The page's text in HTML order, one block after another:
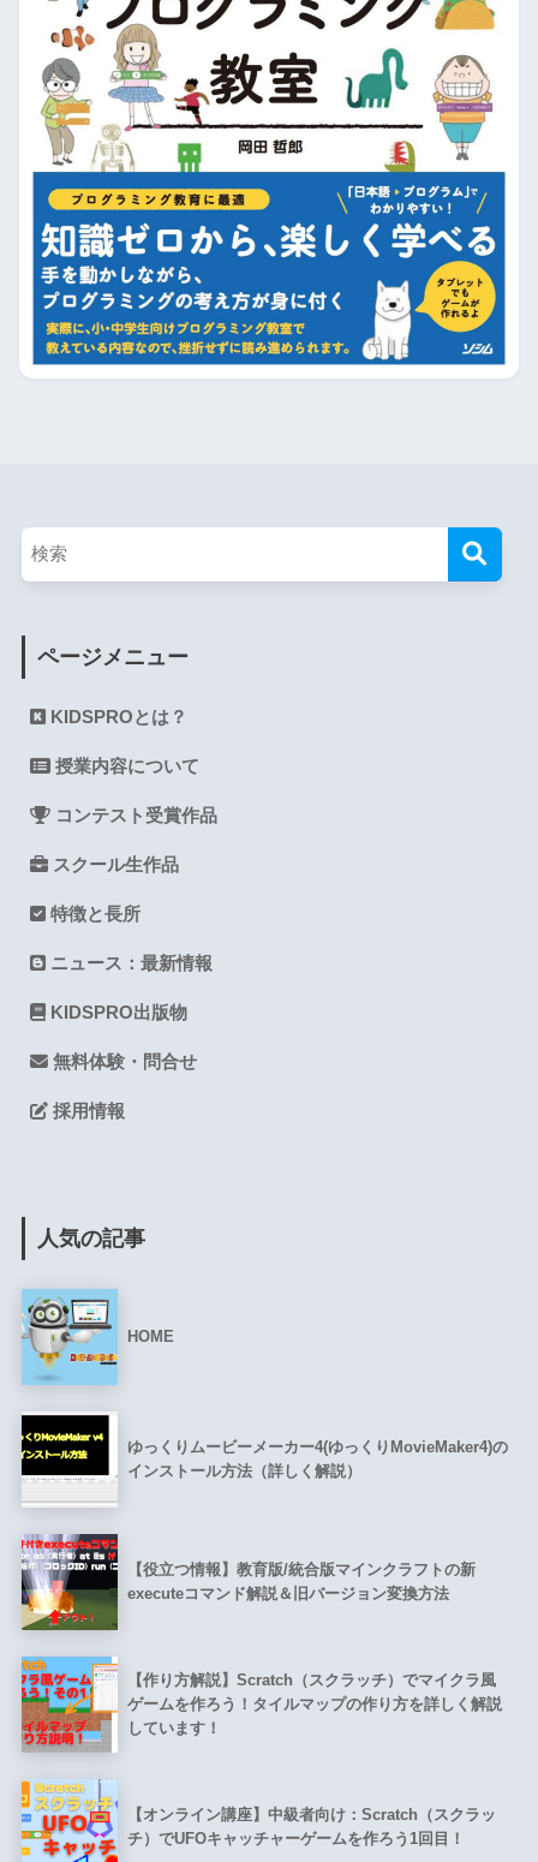
ページメニュー
KIDSPROとは？
授業内容について
コンテスト受賞作品
スクール生作品
特徴と長所
ニュース：最新情報
KIDSPRO出版物
無料体験・問合せ
採用情報
人気の記事
HOME
ゆっくりムービーメーカー4(ゆっくりMovieMaker4)の
インストール方法（詳しく解説）
【役立つ情報】教育版/統合版マインクラフトの新
executeコマンド解説＆旧バージョン変換方法
【作り方解説】Scratch（スクラッチ）でマイクラ風
ゲームを作ろう！タイルマップの作り方を詳しく解説
しています！
【オンライン講座】中級者向け：Scratch（スクラッ
チ）でUFOキャッチャーゲームを作ろう1回目！